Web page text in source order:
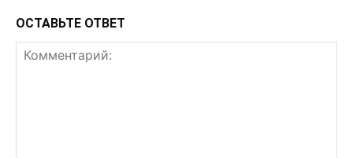
ОСТАВЬТЕ ОТВЕТ